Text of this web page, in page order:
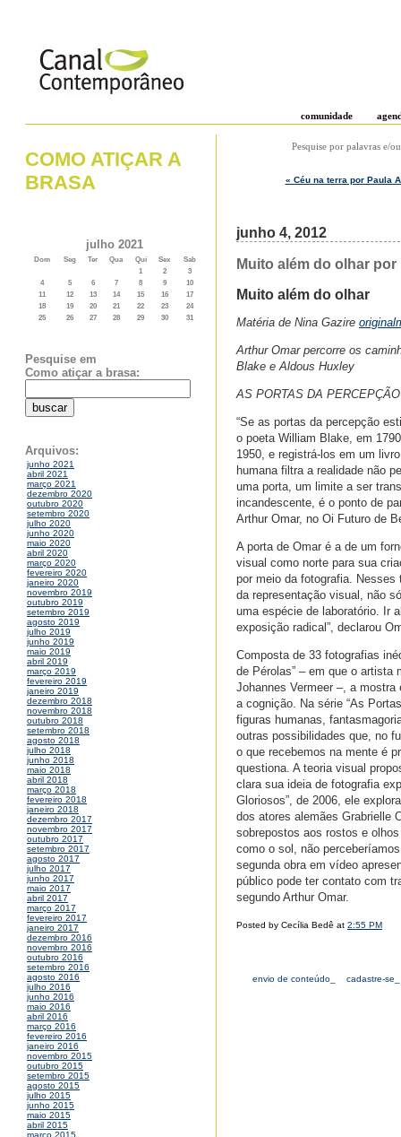
comunidade
COMO ATIÇAR A
BRASA
julho 2021
Dom Seg Ter Qua Qui Sex
Sab
1
2
3
4
5 6 7 8 9
10
11
12 13 14 15 16
17
18
19 20 21 22 23
24
25
26 27 28 29 30 31
Pesquise em
Como atiçar a brasa:
Arquivos:
junho 2021
abril 2021
março 2021
dezembro 2020
outubro 2020
setembro 2020
julho 2020
junho 2020
maio 2020
abril 2020
março 2020
fevereiro 2020
janeiro 2020
novembro 2019
outubro 2019
setembro 2019
agosto 2019
julho 2019
junho 2019
maio 2019
abril 2019
março 2019
fevereiro 2019
janeiro 2019
dezembro 2018
novembro 2018
outubro 2018
setembro 2018
agosto 2018
julho 2018
junho 2018
maio 2018
abril 2018
março 2018
fevereiro 2018
janeiro 2018
dezembro 2017
novembro 2017
outubro 2017
setembro 2017
agosto 2017
julho 2017
junho 2017
maio 2017
abril 2017
março 2017
fevereiro 2017
janeiro 2017
dezembro 2016
novembro 2016
outubro 2016
setembro 2016
agosto 2016
julho 2016
junho 2016
maio 2016
abril 2016
março 2016
fevereiro 2016
janeiro 2016
novembro 2015
outubro 2015
setembro 2015
agosto 2015
julho 2015
junho 2015
maio 2015
abril 2015
Pesquise por palavras e/
« Céu na terra por Paula
junho 4, 2012
Muito além do olhar por
Muito além do olhar
Matéria de Nina Gazire
Arthur Omar percorre os
Blake e Aldous Huxley
AS PORTAS DA
“Se as portas da percepção
o poeta William Blake, em
1950, e registrá-los em um
humana filtra a realidade não
uma porta, um limite a ser
incandescente, é o ponto de
Arthur Omar, no Oi Futuro de
A porta de Omar é a de um
visual como norte para sua
por meio da fotografia.
da representação visual, não
uma espécie de laboratório. Ir
exposição radical”, declarou
Composta de 33 fotografias
de Pérolas” – em que o artista
Johannes Vermeer –, a
a cognição. Na série “As
figuras humanas,
outras possibilidades que, no
o que recebemos na mente é
questiona. A teoria visual
clara sua ideia de fotografia
Gloriosos”, de 2006, ele
dos atores alemães Grabrielle
sobrepostos aos rostos e
como o sol, não
segunda obra em vídeo
público pode ter contato com
segundo Arthur Omar.
Posted by Cecília Bedê at 2:55 PM
envio de conteúdo_ cadastre-se_